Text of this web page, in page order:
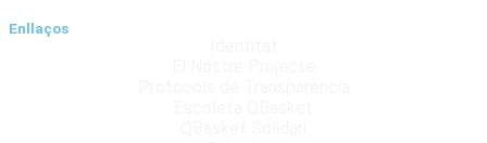
Enllaços